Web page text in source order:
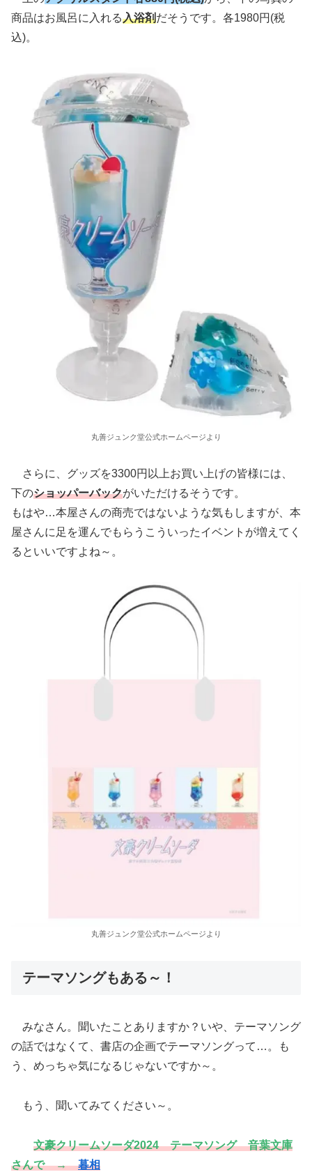
商品はお風呂に入れる入浴剤だそうです。各1980円(税
込)。
丸善ジュンク堂公式ホームページより
さらに、グッズを3300円以上お買い上げの皆様には、
下のショッパーバックがいただけるそうです。
もはや…本屋さんの商売ではないような気もしますが、本
屋さんに足を運んでもらうこういったイベントが増えてく
るといいですよね～。
丸善ジュンク堂公式ホームページより
テーマソングもある～！
みなさん。聞いたことありますか？いや、テーマソング
の話ではなくて、書店の企画でテーマソングって…。も
う、めっちゃ気になるじゃないですか～。
もう、聞いてみてください～。
文豪クリームソーダ2024 テーマソング 音葉文庫
さんで →暮相